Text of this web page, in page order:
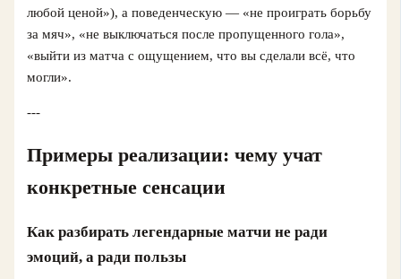
любой ценой»), а поведенческую — «не проиграть борьбу
за мяч», «не выключаться после пропущенного гола»,
«выйти из матча с ощущением, что вы сделали всё, что
могли».
---
Примеры реализации: чему учат
конкретные сенсации
Как разбирать легендарные матчи не ради
эмоций, а ради пользы